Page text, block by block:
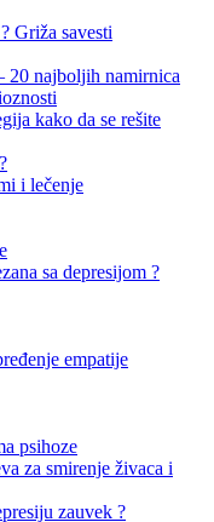
Griža savesti
20 najboljih namirnica
kako da se rešite
i lečenje
sa depresijom ?
empatije
psihoze
za smirenje živaca i
zauvek ?